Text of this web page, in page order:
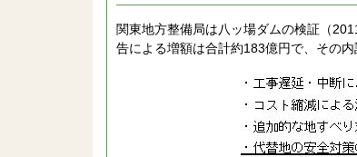
関東地方整備局は八ッ場ダムの検証（
告による増額は合計約183億円で、その内